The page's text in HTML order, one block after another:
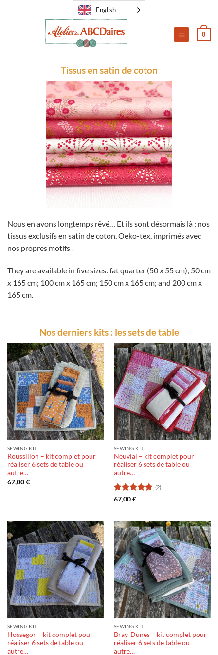
English
0
Tissus en satin de coton
Nous en avons longtemps rêvé… Et ils sont désormais là : nos
tissus exclusifs en satin de coton, Oeko-tex, imprimés avec
nos propres motifs !
They are available in five sizes: fat quarter (50 x 55 cm); 50 cm
x 165 cm; 100 cm x 165 cm; 150 cm x 165 cm; and 200 cm x
165 cm.
Nos derniers kits : les sets de table
SEWING KIT
Roussillon – kit complet pour
réaliser 6 sets de table ou
autre…
67,00€
SEWING KIT
Neuvial – kit complet pour
réaliser 6 sets de table ou
autre…
Rating:
(2)
67,00€
SEWING KIT
Hossegor – kit complet pour
réaliser 6 sets de table ou
autre…
SEWING KIT
Bray-Dunes – kit complet pour
réaliser 6 sets de table ou
autre…